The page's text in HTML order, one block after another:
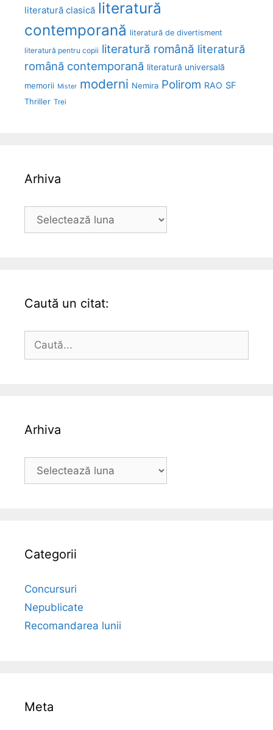
literatură clasică literatură
contemporană literatură de divertisment
literatură pentru copii literatură română literatură
română contemporană literatură universală
memorii Mister moderni Nemira Polirom RAO SF
Thriller Trei
Arhiva
Arhiva
Caută un citat:
după:
Arhiva
Arhiva
Categorii
Concursuri
Nepublicate
Recomandarea lunii
Meta